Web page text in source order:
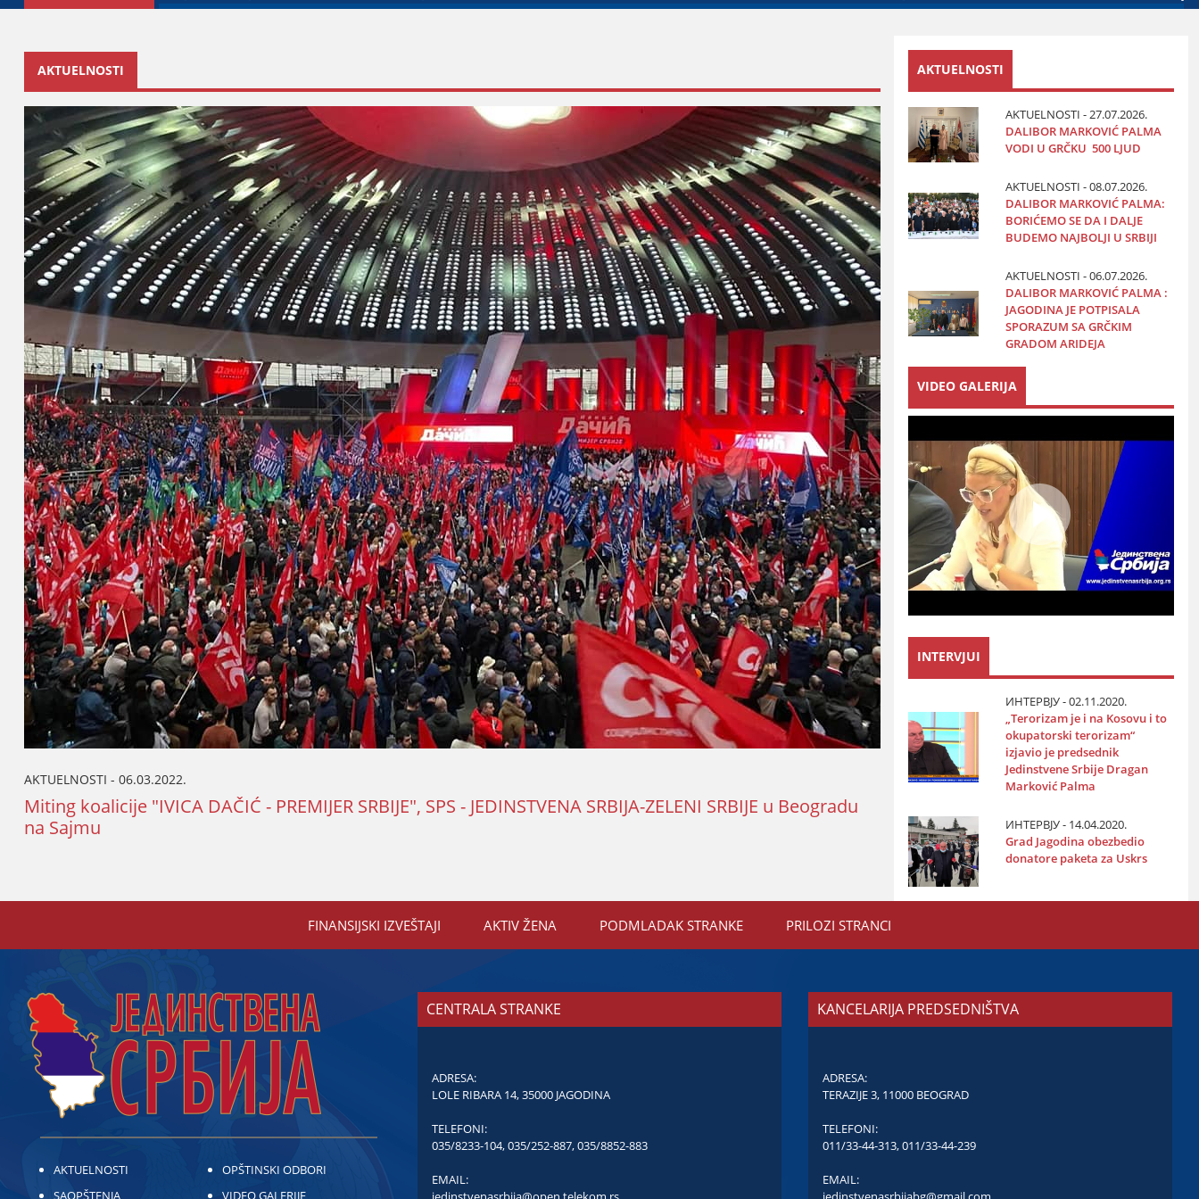
AKTUELNOSTI
AKTUELNOSTI - 06.03.2022.
Miting koalicije "IVICA DAČIĆ - PREMIJER SRBIJE", SPS - JEDINSTVENA SRBIJA-ZELENI SRBIJE u Beogradu
na Sajmu
AKTUELNOSTI
AKTUELNOSTI - 27.07.2026.
DALIBOR MARKOVIĆ PALMA
VODI U GRČKU 500 LJUD
AKTUELNOSTI - 08.07.2026.
DALIBOR MARKOVIĆ PALMA:
BORIĆEMO SE DA I DALJE
BUDEMO NAJBOLJI U SRBIJI
AKTUELNOSTI - 06.07.2026.
DALIBOR MARKOVIĆ PALMA :
JAGODINA JE POTPISALA
SPORAZUM SA GRČKIM
GRADOM ARIDEJA
VIDEO GALERIJA
INTERVJUI
ИНТЕРВЈУ - 02.11.2020.
„Terorizam јe i na Kosovu i to
okupatorski terorizam“
izјavio јe predsednik
Јedinstvene Srbiјe Dragan
Marković Palma
ИНТЕРВЈУ - 14.04.2020.
Grad Јagodina obezbedio
donatore paketa za Uskrs
FINANSIЈSKI IZVEŠTAЈI AKTIV ŽENA PODMLADAK STRANKE PRILOZI STRANCI
AKTUELNOSTI
SAOPŠTENJA
OPŠTINSKI ODBORI
VIDEO GALERIJE
CENTRALA STRANKE
ADRESA:
LOLE RIBARA 14, 35000 JAGODINA
TELEFONI:
035/8233-104,035/252-887,035/8852-883
EMAIL:
KANCELARIJA PREDSEDNIŠTVA
ADRESA:
TERAZIJE 3, 11000 BEOGRAD
TELEFONI:
011/33-44-313,011/33-44-239
EMAIL: